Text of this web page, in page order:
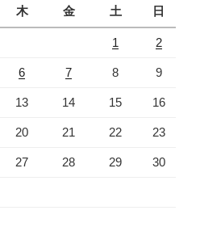
木 金 土 日
1 2
6 7 8 9
13 14 15 16
20 21 22 23
27 28 29 30